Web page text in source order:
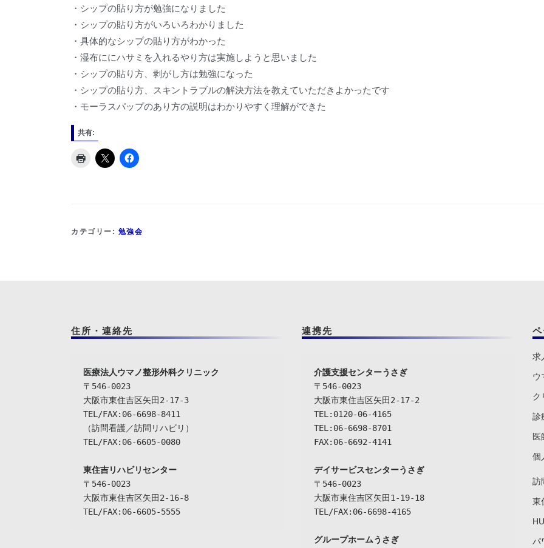
・シップの貼り方が勉強になりました
・シップの貼り方がいろいろわかりました
・具体的なシップの貼り方がわかった
・湿布ににハサミを入れるやり方は実施しようと思いました
・シップの貼り方、剥がし方は勉強になった
・シップの貼り方、スキントラブルの解決方法を教えていただきよかったです
・モーラスパップのあり方の説明はわかりやすく理解ができた
共有:
カテゴリー: 勉強会
住所・連絡先
〒546-0023
大阪市東住吉区矢田2-17-3
TEL/FAX:06-6698-8411
（訪問看護／訪問リハビリ）
TEL/FAX:06-6605-0080
東住吉リハビリセンター
〒546-0023
大阪市東住吉区矢田2-16-8
TEL/FAX:06-6605-5555
連携先
介護支援センターうさぎ
〒546-0023
大阪市東住吉区矢田2-17-2
TEL:0120-06-4165
TEL:06-6698-8701
FAX:06-6692-4141
デイサービスセンターうさぎ
〒546-0023
大阪市東住吉区矢田1-19-18
TEL/FAX:06-6698-4165
グループホームうさぎ
求
ウ
ク
診
医
個
訪
東
パ